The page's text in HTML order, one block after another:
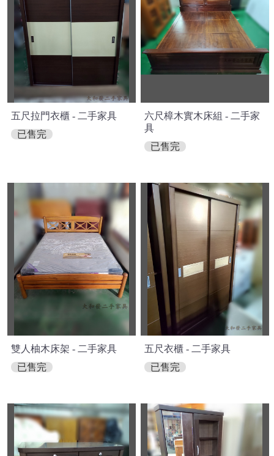
五尺拉門衣櫃 - 二手家具
已售完
六尺樟木實木床組 - 二手家
具
已售完
雙人柚木床架 - 二手家具
已售完
五尺衣櫃 - 二手家具
已售完